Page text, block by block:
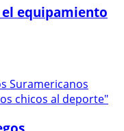
equipamiento